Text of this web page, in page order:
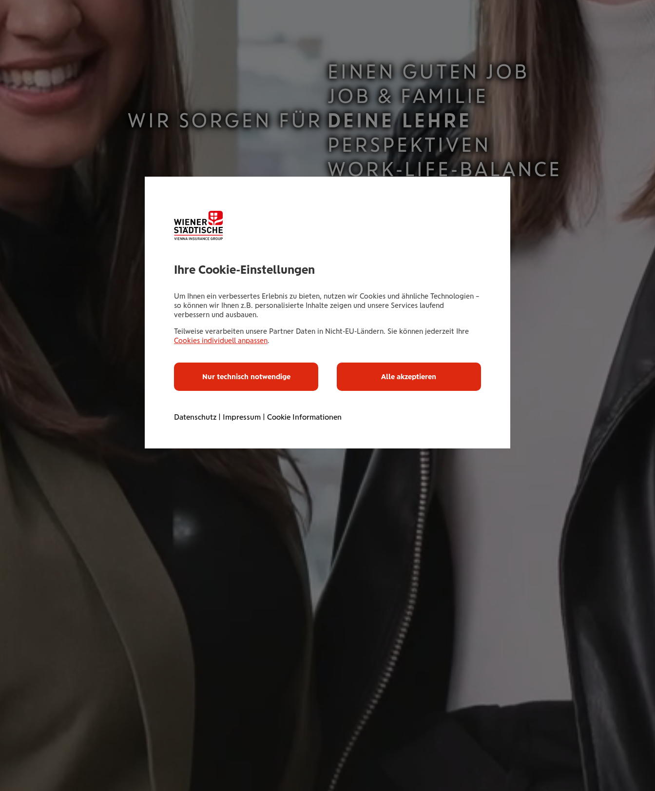
EINEN GUTEN JOB
JOB & FAMILIE
DEINE LEHRE
PER­SPEK­TI­VEN
WORK-LIFE-BALANCE
Ihre Cookie-Einstellungen
Um Ihnen ein verbessertes Erlebnis zu bieten, nutzen wir Cookies und ähnliche Technologien –
so können wir Ihnen z.B. personalisierte Inhalte zeigen und unsere Services laufend
verbessern und ausbauen.
Teilweise verarbeiten unsere Partner Daten in Nicht-EU-Ländern. Sie können jederzeit Ihre
Cookies individuell anpassen.
Nur technisch notwendige Alle akzeptieren
Datenschutz | Impressum | Cookie Informationen